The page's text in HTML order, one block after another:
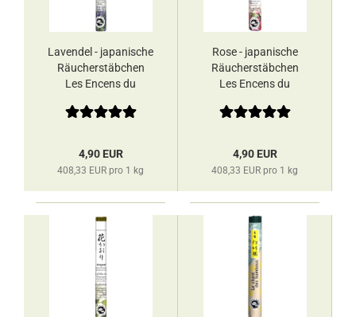
Lavendel - japanische
Räucherstäbchen
Les Encens du
4,90 EUR
408,33 EUR pro 1 kg
Rose - japanische
Räucherstäbchen
Les Encens du
4,90 EUR
408,33 EUR pro 1 kg